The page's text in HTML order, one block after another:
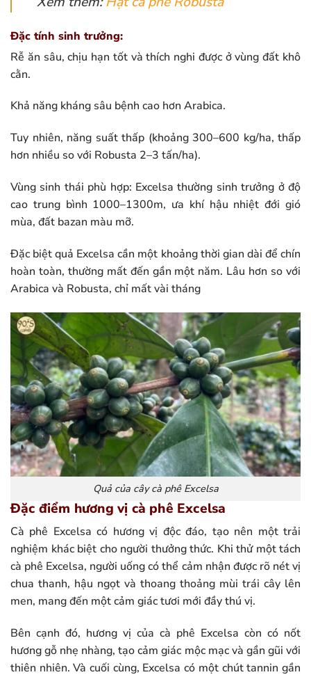
Đặc tính sinh trưởng:
Rễ ăn sâu, chịu hạn tốt và thích nghi được ở vùng đất khô
cằn.
Khả năng kháng sâu bệnh cao hơn Arabica.
Tuy nhiên, năng suất thấp (khoảng 300–600 kg/ha, thấp
hơn nhiều so với Robusta 2–3 tấn/ha).
Vùng sinh thái phù hợp: Excelsa thường sinh trưởng ở độ
cao trung bình 1000–1300m, ưa khí hậu nhiệt đới gió
mùa, đất bazan màu mỡ.
Đặc biệt quả Excelsa cần một khoảng thời gian dài để chín
hoàn toàn, thường mất đến gần một năm. Lâu hơn so với
Arabica và Robusta, chỉ mất vài tháng
Quả của cây cà phê Excelsa
Đặc điểm hương vị cà phê Excelsa
Cà phê Excelsa có hương vị độc đáo, tạo nên một trải
nghiệm khác biệt cho người thưởng thức. Khi thử một tách
cà phê Excelsa, người uống có thể cảm nhận được rõ nét vị
chua thanh, hậu ngọt và thoang thoảng mùi trái cây lên
men, mang đến một cảm giác tươi mới đầy thú vị.
Bên cạnh đó, hương vị của cà phê Excelsa còn có nốt
hương gỗ nhẹ nhàng, tạo cảm giác mộc mạc và gần gũi với
thiên nhiên. Và cuối cùng, Excelsa có một chút tannin gần